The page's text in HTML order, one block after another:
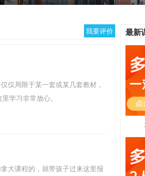
我要评价
仅局限于某一套或某几套教材，
学习非常放心。
大课程的，就带孩子过来这里报
最新